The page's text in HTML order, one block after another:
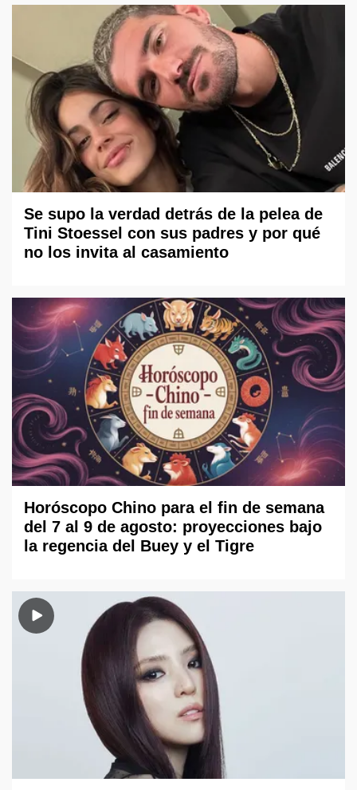
Se supo la verdad detrás de la pelea de
Tini Stoessel con sus padres y por qué
no los invita al casamiento
Horóscopo Chino para el fin de semana
del 7 al 9 de agosto: proyecciones bajo
la regencia del Buey y el Tigre